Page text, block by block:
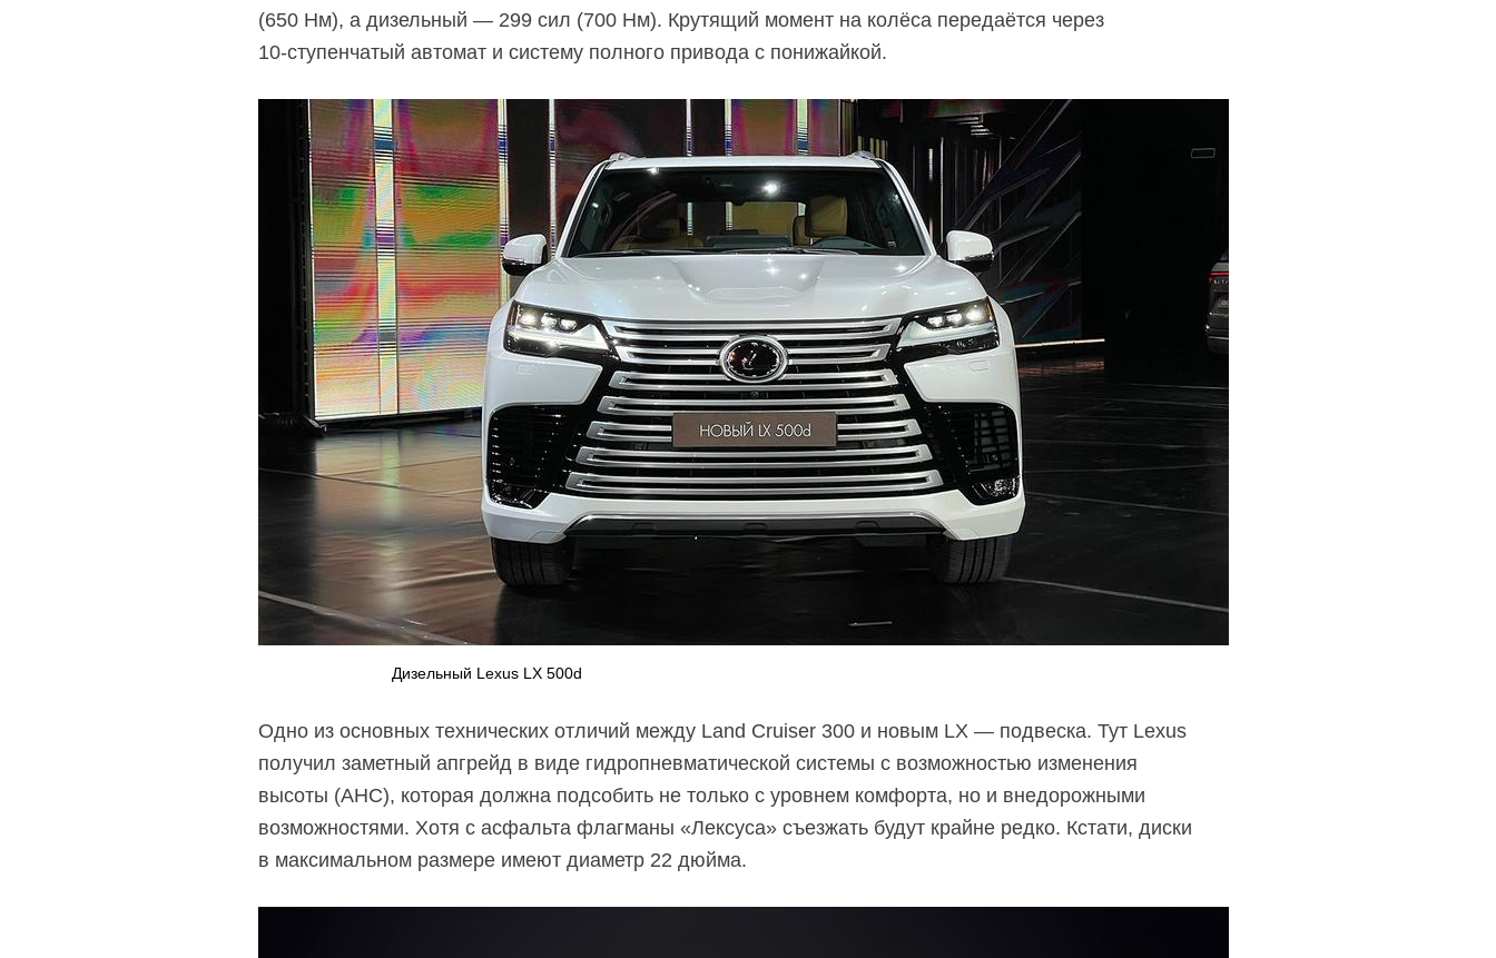
(650 Нм), а дизельный — 299 сил (700 Нм). Крутящий момент на колёса передаётся через
10-ступенчатый автомат и систему полного привода с понижайкой.
Дизельный Lexus LX 500d
Одно из основных технических отличий между Land Cruiser 300 и новым LX — подвеска. Тут Lexus
получил заметный апгрейд в виде гидропневматической системы с возможностью изменения
высоты (AHC), которая должна подсобить не только с уровнем комфорта, но и внедорожными
возможностями. Хотя с асфальта флагманы «Лексуса» съезжать будут крайне редко. Кстати, диски
в максимальном размере имеют диаметр 22 дюйма.